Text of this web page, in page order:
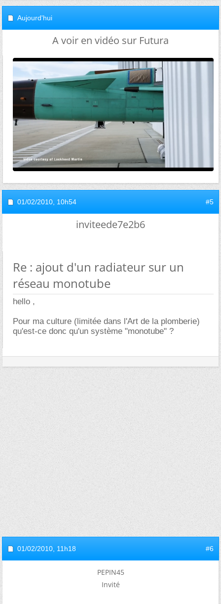
Aujourd'hui
A voir en vidéo sur Futura
01/02/2010, 10h54 #5
inviteede7e2b6
Re : ajout d'un radiateur sur un
réseau monotube
hello ,
Pour ma culture (limitée dans l'Art de la plomberie)
qu'est-ce donc qu'un système "monotube" ?
01/02/2010, 11h18 #6
PEPIN45
Invité